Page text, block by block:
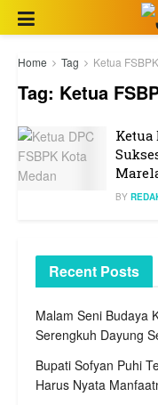
Home Tag Ketua
Tag: Ketua
Ketua
BY
Recent Posts
Malam Seni Budaya
Serengkuh Dayung
Bupati Sofyan Puhi
Harus Nyata